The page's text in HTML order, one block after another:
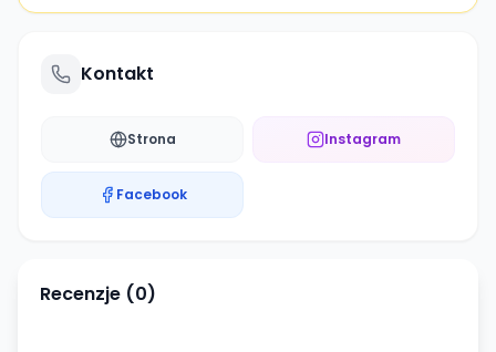
Kontakt
Strona Instagram
Facebook
Recenzje (0)